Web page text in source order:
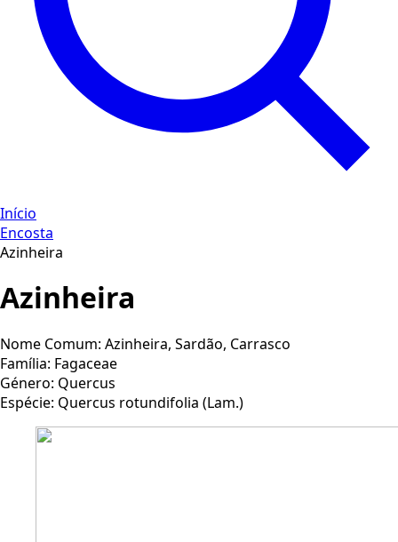
Início
Encosta
Azinheira
Azinheira
Nome Comum: Azinheira, Sardão, Carrasco
Família: Fagaceae
Género: Quercus
Espécie: Quercus rotundifolia (Lam.)